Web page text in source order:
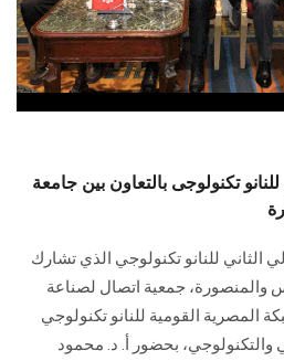
للنانو تكنولوجى بالتعاون بين جامعة
الثاني للنانو تكنولوجي الذي تشارك
جمعية اتصال لصناعة
المصرية القومية للنانو تكنولوجي
والتكنولوجي، بحضور أ. د. محمود